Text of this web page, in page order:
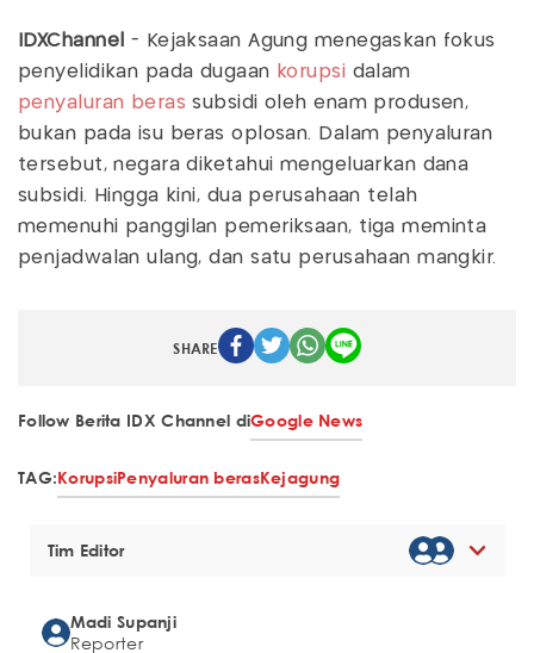
IDXChannel - Kejaksaan Agung menegaskan fokus
penyelidikan pada dugaan korupsi dalam
penyaluran beras subsidi oleh enam produsen,
bukan pada isu beras oplosan. Dalam penyaluran
tersebut, negara diketahui mengeluarkan dana
subsidi. Hingga kini, dua perusahaan telah
memenuhi panggilan pemeriksaan, tiga meminta
penjadwalan ulang, dan satu perusahaan mangkir.
SHARE
Follow Berita IDX Channel diGoogle News
TAG:KorupsiPenyaluran berasKejagung
Tim Editor
Madi Supanji
Reporter